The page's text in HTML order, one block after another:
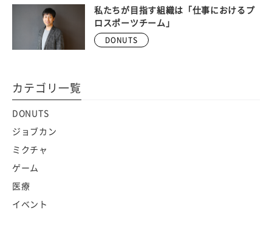
私たちが目指す組織は「仕事におけるプ
ロスポーツチーム」
DONUTS
カテゴリ一覧
DONUTS
ジョブカン
ミクチャ
ゲーム
医療
イベント